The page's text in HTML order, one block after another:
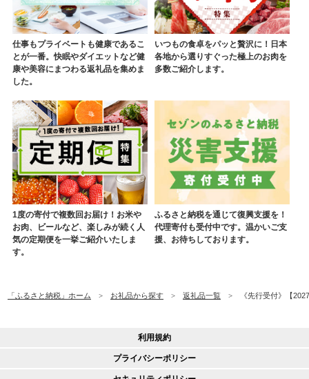
仕事もプライベートも健康であるこ
とが一番。快眠やダイエットなど健
康や美容にまつわる返礼品を集めま
した。
いつもの食卓をパッと贅沢に！日本
各地から選りすぐった極上のお肉を
多数ご紹介します。
1度の寄付で複数回お届け！お米や
お肉、ビールなど、楽しみが続く人
気の定期便を一挙ご紹介いたしま
す。
ふるさと納税を通じて復興支援を！
代理寄付も受付中です。温かいご支
援、お待ちしております。
「ふるさと納税」ホーム お礼品から探す 返礼品一覧 《先行受付》【
利用規約
プライバシーポリシー